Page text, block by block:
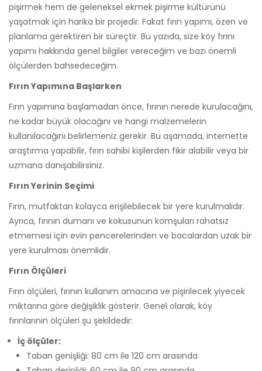
pişirmek hem de geleneksel ekmek pişirme kültürünü
yaşatmak için harika bir projedir. Fakat fırın yapımı, özen ve
planlama gerektiren bir süreçtir. Bu yazıda, size köy fırını
yapımı hakkında genel bilgiler vereceğim ve bazı önemli
ölçülerden bahsedeceğim.
Fırın Yapımına Başlarken
Fırın yapımına başlamadan önce, fırının nerede kurulacağını,
ne kadar büyük olacağını ve hangi malzemelerin
kullanılacağını belirlemeniz gerekir. Bu aşamada, internette
araştırma yapabilir, fırın sahibi kişilerden fikir alabilir veya bir
uzmana danışabilirsiniz.
Fırın Yerinin Seçimi
Fırın, mutfaktan kolayca erişilebilecek bir yere kurulmalıdır.
Ayrıca, fırının dumanı ve kokusunun komşuları rahatsız
etmemesi için evin pencerelerinden ve bacalardan uzak bir
yere kurulması önemlidir.
Fırın Ölçüleri
Fırın ölçüleri, fırının kullanım amacına ve pişirilecek yiyecek
miktarına göre değişiklik gösterir. Genel olarak, köy
fırınlarının ölçüleri şu şekildedir:
İç ölçüler:
Taban genişliği: 80 cm ile 120 cm arasında